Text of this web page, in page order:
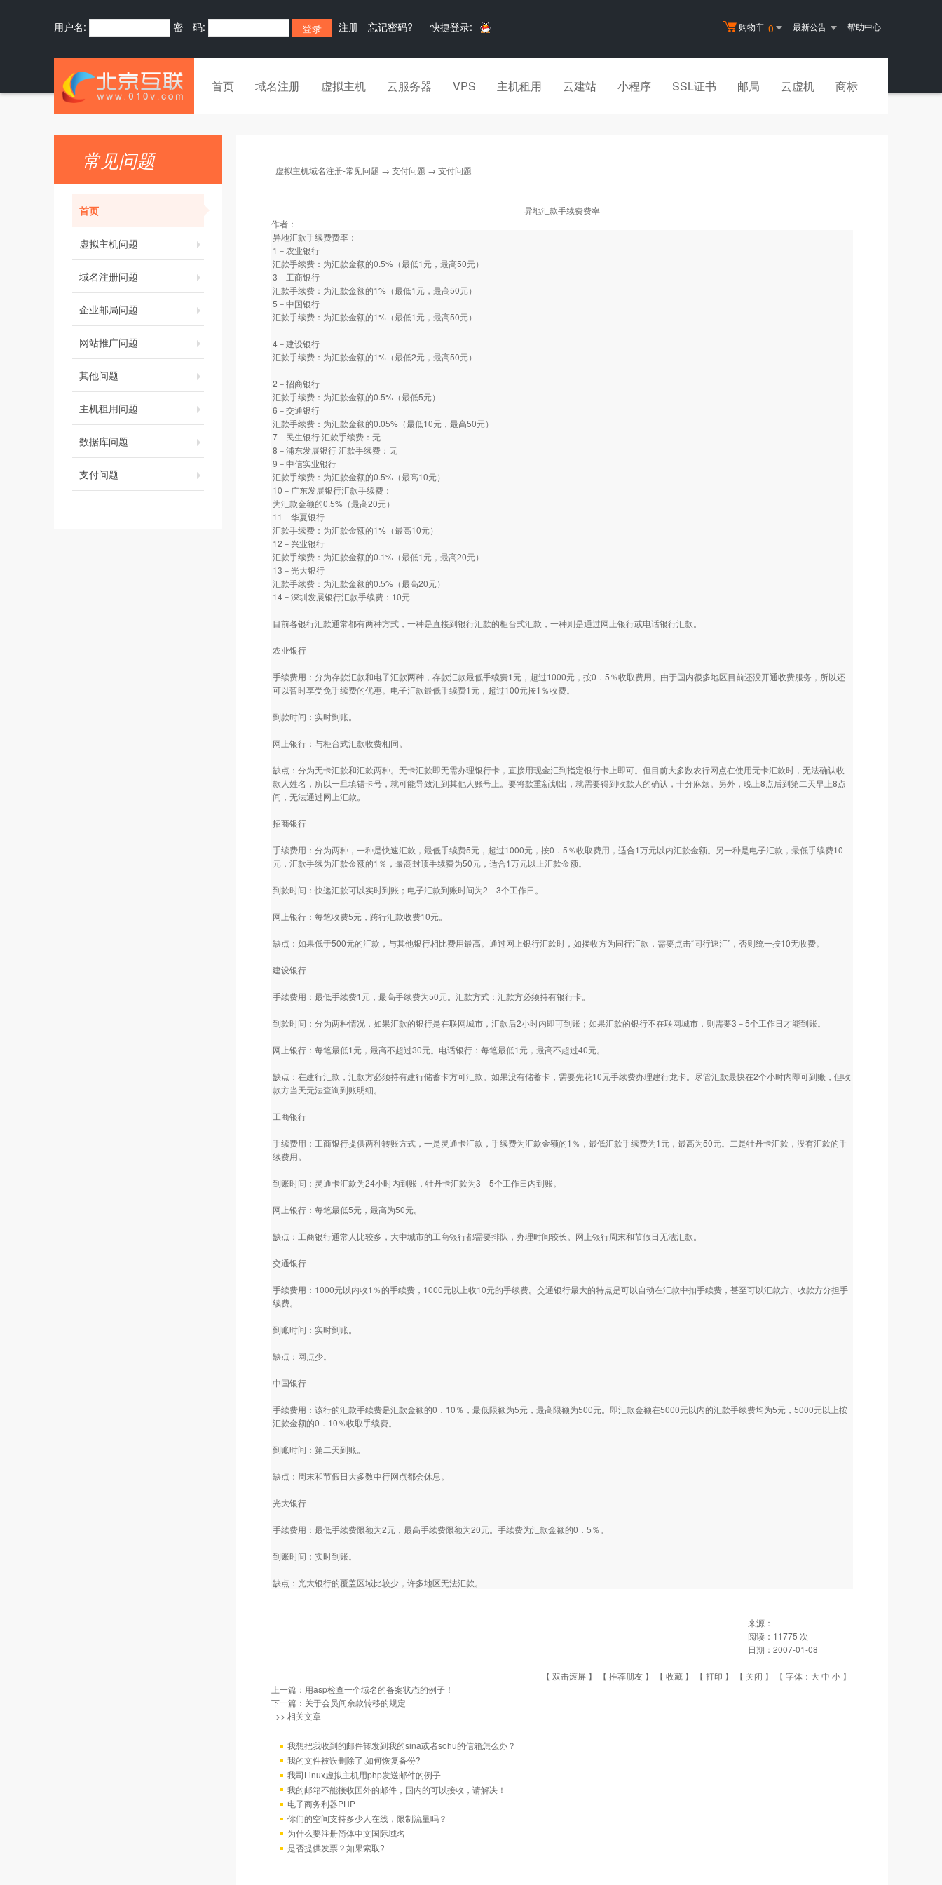
购物车 0 最新公告 帮助中心
用户名: 密 码: 注册 忘记密码? 快捷登录:
首页 域名注册 虚拟主机 云服务器 VPS 主机租用 云建站 小程序 SSL证书 邮局 云虚机 商标
常见问题
首页
虚拟主机问题
域名注册问题
企业邮局问题
网站推广问题
其他问题
主机租用问题
数据库问题
支付问题
虚拟主机域名注册-常见问题 → 支付问题 → 支付问题
异地汇款手续费费率
作者：
异地汇款手续费费率：
1－农业银行
汇款手续费：为汇款金额的0.5%（最低1元，最高50元）
3－工商银行
汇款手续费：为汇款金额的1%（最低1元，最高50元）
5－中国银行
汇款手续费：为汇款金额的1%（最低1元，最高50元）
4－建设银行
汇款手续费：为汇款金额的1%（最低2元，最高50元）
2－招商银行
汇款手续费：为汇款金额的0.5%（最低5元）
6－交通银行
汇款手续费：为汇款金额的0.05%（最低10元，最高50元）
7－民生银行 汇款手续费：无
8－浦东发展银行 汇款手续费：无
9－中信实业银行
汇款手续费：为汇款金额的0.5%（最高10元）
10－广东发展银行汇款手续费：
为汇款金额的0.5%（最高20元）
11－华夏银行
汇款手续费：为汇款金额的1%（最高10元）
12－兴业银行
汇款手续费：为汇款金额的0.1%（最低1元，最高20元）
13－光大银行
汇款手续费：为汇款金额的0.5%（最高20元）
14－深圳发展银行汇款手续费：10元
目前各银行汇款通常都有两种方式，一种是直接到银行汇款的柜台式汇款，一种则是通过网上银行或电话银行汇款。
农业银行
手续费用：分为存款汇款和电子汇款两种，存款汇款最低手续费1元，超过1000元，按0．5％收取费用。由于国内很多地区目前还没开通收费服务，所以还
可以暂时享受免手续费的优惠。电子汇款最低手续费1元，超过100元按1％收费。
到款时间：实时到账。
网上银行：与柜台式汇款收费相同。
缺点：分为无卡汇款和汇款两种。无卡汇款即无需办理银行卡，直接用现金汇到指定银行卡上即可。但目前大多数农行网点在使用无卡汇款时，无法确认收
款人姓名，所以一旦填错卡号，就可能导致汇到其他人账号上。要将款重新划出，就需要得到收款人的确认，十分麻烦。另外，晚上8点后到第二天早上8点
间，无法通过网上汇款。
招商银行
手续费用：分为两种，一种是快速汇款，最低手续费5元，超过1000元，按0．5％收取费用，适合1万元以内汇款金额。另一种是电子汇款，最低手续费10
元，汇款手续为汇款金额的1％，最高封顶手续费为50元，适合1万元以上汇款金额。
到款时间：快递汇款可以实时到账；电子汇款到账时间为2－3个工作日。
网上银行：每笔收费5元，跨行汇款收费10元。
缺点：如果低于500元的汇款，与其他银行相比费用最高。通过网上银行汇款时，如接收方为同行汇款，需要点击“同行速汇”，否则统一按10无收费。
建设银行
手续费用：最低手续费1元，最高手续费为50元。汇款方式：汇款方必须持有银行卡。
到款时间：分为两种情况，如果汇款的银行是在联网城市，汇款后2小时内即可到账；如果汇款的银行不在联网城市，则需要3－5个工作日才能到账。
网上银行：每笔最低1元，最高不超过30元。电话银行：每笔最低1元，最高不超过40元。
缺点：在建行汇款，汇款方必须持有建行储蓄卡方可汇款。如果没有储蓄卡，需要先花10元手续费办理建行龙卡。尽管汇款最快在2个小时内即可到账，但收
款方当天无法查询到账明细。
工商银行
手续费用：工商银行提供两种转账方式，一是灵通卡汇款，手续费为汇款金额的1％，最低汇款手续费为1元，最高为50元。二是牡丹卡汇款，没有汇款的手
续费用。
到账时间：灵通卡汇款为24小时内到账，牡丹卡汇款为3－5个工作日内到账。
网上银行：每笔最低5元，最高为50元。
缺点：工商银行通常人比较多，大中城市的工商银行都需要排队，办理时间较长。网上银行周末和节假日无法汇款。
交通银行
手续费用：1000元以内收1％的手续费，1000元以上收10元的手续费。交通银行最大的特点是可以自动在汇款中扣手续费，甚至可以汇款方、收款方分担手
续费。
到账时间：实时到账。
缺点：网点少。
中国银行
手续费用：该行的汇款手续费是汇款金额的0．10％，最低限额为5元，最高限额为500元。即汇款金额在5000元以内的汇款手续费均为5元，5000元以上按
汇款金额的0．10％收取手续费。
到账时间：第二天到账。
缺点：周末和节假日大多数中行网点都会休息。
光大银行
手续费用：最低手续费限额为2元，最高手续费限额为20元。手续费为汇款金额的0．5％。
到账时间：实时到账。
缺点：光大银行的覆盖区域比较少，许多地区无法汇款。
来源：
阅读： 11775 次
日期： 2007-01-08
【 双击滚屏 】 【 推荐朋友 】 【 收藏 】 【 打印 】 【 关闭 】 【 字体： 大中 小 】
上一篇： 用asp检查一个域名的备案状态的例子！
下一篇： 关于会员间余款转移的规定
>> 相关文章
我想把我收到的邮件转发到我的sina或者sohu的信箱怎么办？
我的文件被误删除了,如何恢复备份?
我司Linux虚拟主机用php发送邮件的例子
我的邮箱不能接收国外的邮件，国内的可以接收，请解决！
电子商务利器PHP
你们的空间支持多少人在线，限制流量吗？
为什么要注册简体中文国际域名
是否提供发票？如果索取?